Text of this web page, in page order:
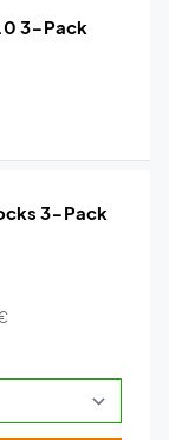
3-Pack
3-Pack